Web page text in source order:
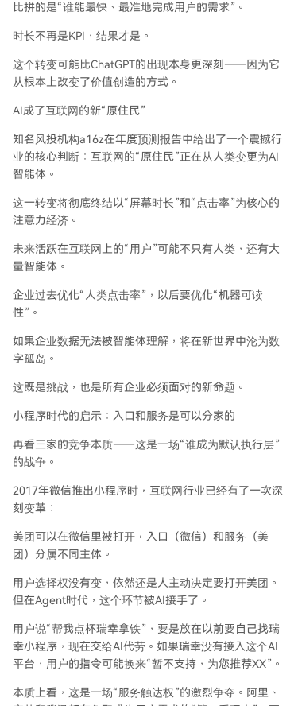
比拼的是“谁能最快、最准地完成用户的需求”。
时长不再是KPI，结果才是。
这个转变可能比ChatGPT的出现本身更深刻——因为它
从根本上改变了价值创造的方式。
AI成了互联网的新“原住民”
知名风投机构a16z在年度预测报告中给出了一个震撼行
业的核心判断：互联网的“原住民”正在从人类变更为AI
智能体。
这一转变将彻底终结以“屏幕时长”和“点击率”为核心的
注意力经济。
未来活跃在互联网上的“用户”可能不只有人类，还有大
量智能体。
企业过去优化“人类点击率”，以后要优化“机器可读
性”。
如果企业数据无法被智能体理解，将在新世界中沦为数
字孤岛。
这既是挑战，也是所有企业必须面对的新命题。
小程序时代的启示：入口和服务是可以分家的
再看三家的竞争本质——这是一场“谁成为默认执行层”
的战争。
2017年微信推出小程序时，互联网行业已经有了一次深
刻变革：
美团可以在微信里被打开，入口（微信）和服务（美
团）分属不同主体。
用户选择权没有变，依然还是人主动决定要打开美团。
但在Agent时代，这个环节被AI接手了。
用户说“帮我点杯瑞幸拿铁”，要是放在以前要自己找瑞
幸小程序，现在交给AI代劳。如果瑞幸没有接入这个AI
平台，用户的指令可能换来“暂不支持，为您推荐XX”。
本质上看，这是一场“服务触达权”的激烈争夺。阿里、